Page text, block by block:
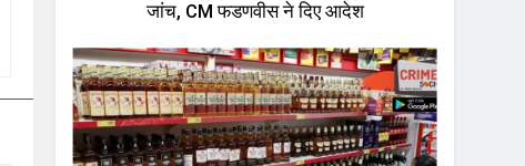
जांच, CM फडणवीस ने दिए आदेश